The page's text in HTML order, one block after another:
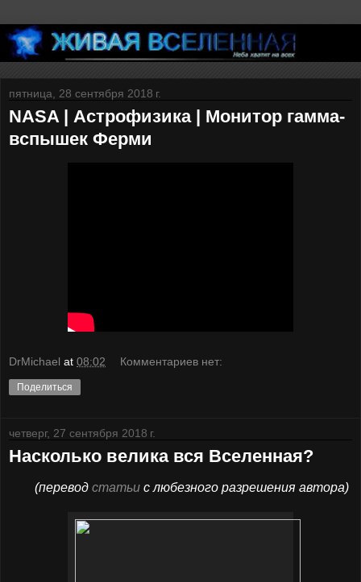
пятница, 28 сентября 2018 г.
NASA | Астрофизика | Монитор гамма-
вспышек Ферми
DrMichael at 08:02 Комментариев нет:
Поделиться
четверг, 27 сентября 2018 г.
Насколько велика вся Вселенная?
(перевод статьи с любезного разрешения автора)